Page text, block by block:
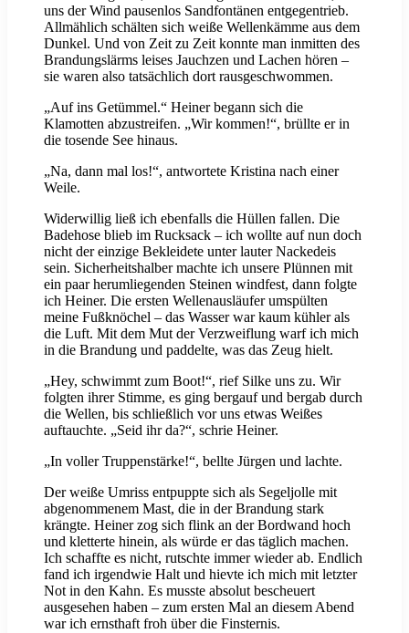
uns der Wind pausenlos Sandfontänen entgegentrieb.
Allmählich schälten sich weiße Wellenkämme aus dem
Dunkel. Und von Zeit zu Zeit konnte man inmitten des
Brandungslärms leises Jauchzen und Lachen hören –
sie waren also tatsächlich dort rausgeschwommen.
„Auf ins Getümmel.“ Heiner begann sich die
Klamotten abzustreifen. „Wir kommen!“, brüllte er in
die tosende See hinaus.
„Na, dann mal los!“, antwortete Kristina nach einer
Weile.
Widerwillig ließ ich ebenfalls die Hüllen fallen. Die
Badehose blieb im Rucksack – ich wollte auf nun doch
nicht der einzige Bekleidete unter lauter Nackedeis
sein. Sicherheitshalber machte ich unsere Plünnen mit
ein paar herumliegenden Steinen windfest, dann folgte
ich Heiner. Die ersten Wellenausläufer umspülten
meine Fußknöchel – das Wasser war kaum kühler als
die Luft. Mit dem Mut der Verzweiflung warf ich mich
in die Brandung und paddelte, was das Zeug hielt.
„Hey, schwimmt zum Boot!“, rief Silke uns zu. Wir
folgten ihrer Stimme, es ging bergauf und bergab durch
die Wellen, bis schließlich vor uns etwas Weißes
auftauchte. „Seid ihr da?“, schrie Heiner.
„In voller Truppenstärke!“, bellte Jürgen und lachte.
Der weiße Umriss entpuppte sich als Segeljolle mit
abgenommenem Mast, die in der Brandung stark
krängte. Heiner zog sich flink an der Bordwand hoch
und kletterte hinein, als würde er das täglich machen.
Ich schaffte es nicht, rutschte immer wieder ab. Endlich
fand ich irgendwie Halt und hievte ich mich mit letzter
Not in den Kahn. Es musste absolut bescheuert
ausgesehen haben – zum ersten Mal an diesem Abend
war ich ernsthaft froh über die Finsternis.